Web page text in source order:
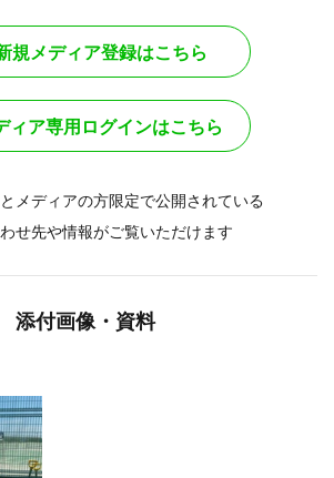
規メディア登録はこちら
ィア専用ログインはこちら
メディアの方限定で公開されている
せ先や情報がご覧いただけます
添付画像・資料